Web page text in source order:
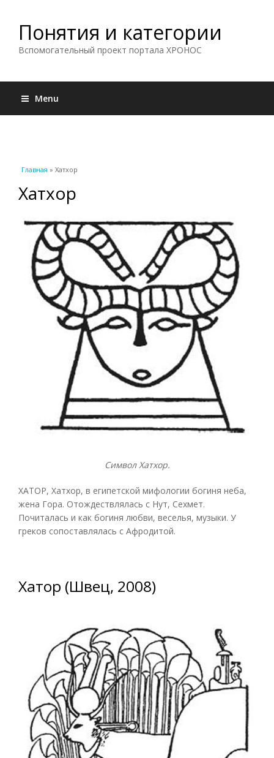
Понятия и категории
Вспомогательный проект портала ХРОНОС
Menu
Вы здесь
Главная » Хатхор
Хатхор
Символ Хатхор.
ХАТОР, Хатхор, в египетской мифологии богиня неба,
жена Гора. Отождествлялась с Нут, Сехмет.
Почиталась и как богиня любви, веселья, музыки. У
греков сопоставлялась с Афродитой.
Хатор (Швец, 2008)